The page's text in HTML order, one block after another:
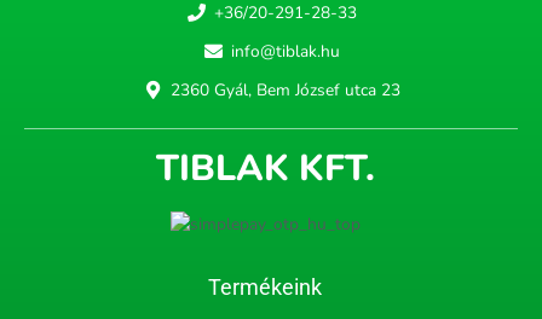
+36/20-291-28-33
info@tiblak.hu
2360 Gyál, Bem József utca 23
TIBLAK KFT.
Termékeink